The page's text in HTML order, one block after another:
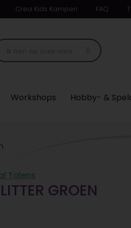
Crea Kids Kampen FAQ
Workshops Hobby- &
Talens
GROEN